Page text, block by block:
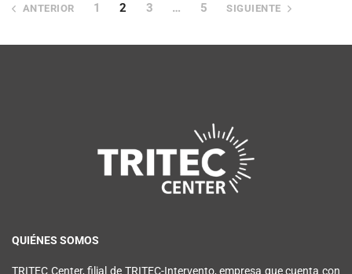
ANTERIOR 1 2 3 … 5 SIGUIENTE
QUIÉNES SOMOS
TRITEC Center, filial de TRITEC-Intervento, empresa que cuenta con